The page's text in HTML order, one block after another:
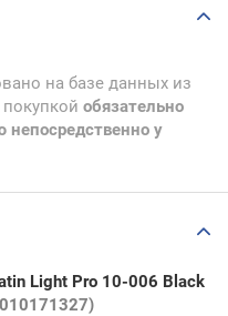
на базе данных из
обязательно
у
Light Pro 10-006 Black